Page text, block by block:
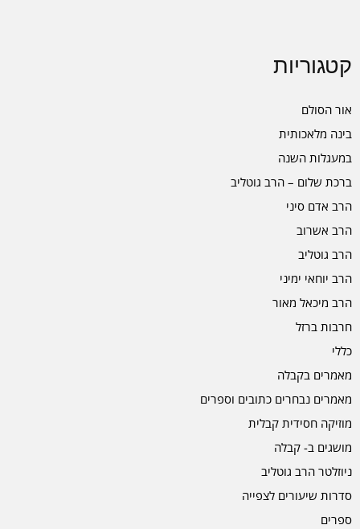
קטגוריות
אור הסולם
בינה מלאכותית
במעגלות השנה
ברכת שלום – הרב גוטליב
הרב אדם סיני
הרב אשרוב
הרב גוטליב
הרב יוחאי ימיני
הרב מיכאל מאור
חרבות ברזל
כללי
מאמרים בקבלה
מאמרים נבחרים כתובים וספרים
מוזיקה חסידית קבלית
מושגים ב- קבלה
ניוזלטר הרב גוטליב
סדרות שיעורים לצפייה
ספרים